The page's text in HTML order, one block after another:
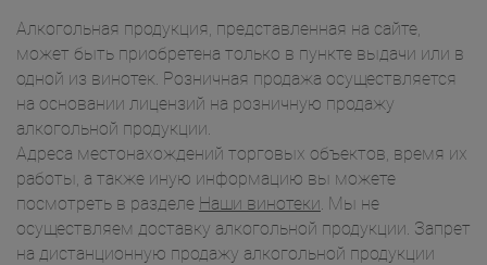
Алкогольная продукция, представленная на сайте,
может быть приобретена только в пункте выдачи или в
одной из винотек. Розничная продажа осуществляется
на основании лицензий на розничную продажу
алкогольной продукции.
Адреса местонахождений торговых объектов, время их
работы, а также иную информацию вы можете
посмотреть в разделе Наши винотеки. Мы не
осуществляем доставку алкогольной продукции. Запрет
на дистанционную продажу алкогольной продукции